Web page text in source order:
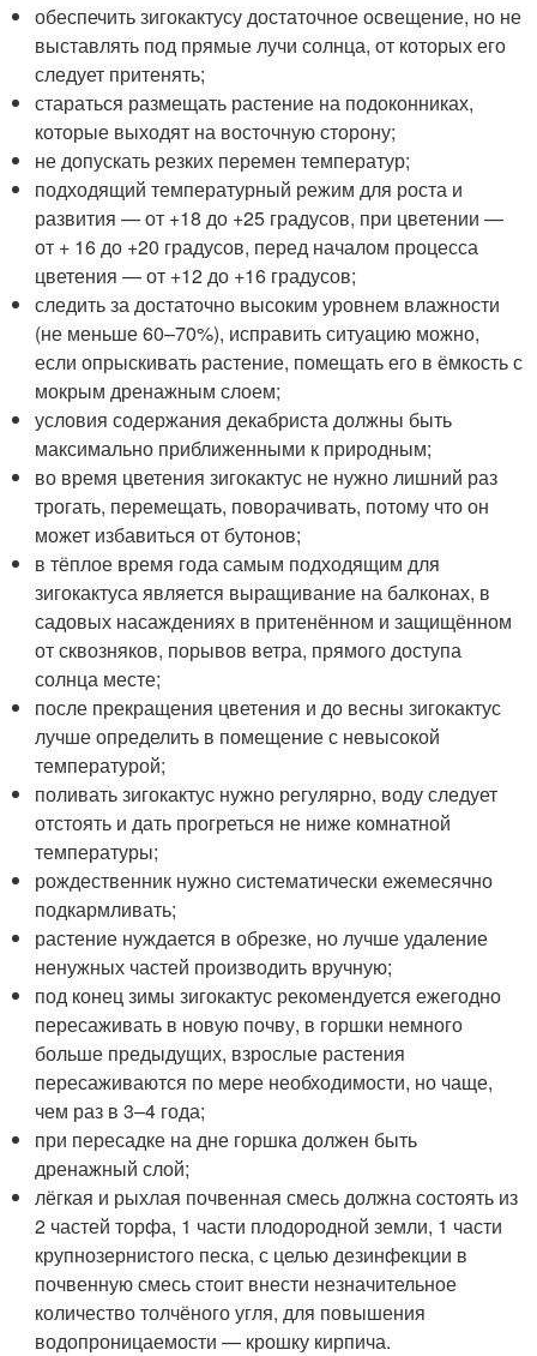
обеспечить зигокактусу достаточное освещение, но не
выставлять под прямые лучи солнца, от которых его
следует притенять;
стараться размещать растение на подоконниках,
которые выходят на восточную сторону;
не допускать резких перемен температур;
подходящий температурный режим для роста и
развития — от +18 до +25 градусов, при цветении —
от + 16 до +20 градусов, перед началом процесса
цветения — от +12 до +16 градусов;
следить за достаточно высоким уровнем влажности
(не меньше 60–70%), исправить ситуацию можно,
если опрыскивать растение, помещать его в ёмкость с
мокрым дренажным слоем;
условия содержания декабриста должны быть
максимально приближенными к природным;
во время цветения зигокактус не нужно лишний раз
трогать, перемещать, поворачивать, потому что он
может избавиться от бутонов;
в тёплое время года самым подходящим для
зигокактуса является выращивание на балконах, в
садовых насаждениях в притенённом и защищённом
от сквозняков, порывов ветра, прямого доступа
солнца месте;
после прекращения цветения и до весны зигокактус
лучше определить в помещение с невысокой
температурой;
поливать зигокактус нужно регулярно, воду следует
отстоять и дать прогреться не ниже комнатной
температуры;
рождественник нужно систематически ежемесячно
подкармливать;
растение нуждается в обрезке, но лучше удаление
ненужных частей производить вручную;
под конец зимы зигокактус рекомендуется ежегодно
пересаживать в новую почву, в горшки немного
больше предыдущих, взрослые растения
пересаживаются по мере необходимости, но чаще,
чем раз в 3–4 года;
при пересадке на дне горшка должен быть
дренажный слой;
лёгкая и рыхлая почвенная смесь должна состоять из
2 частей торфа, 1 части плодородной земли, 1 части
крупнозернистого песка, с целью дезинфекции в
почвенную смесь стоит внести незначительное
количество толчёного угля, для повышения
водопроницаемости — крошку кирпича.